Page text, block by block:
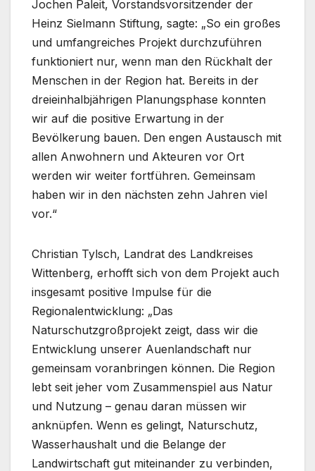
Jochen Paleit, Vorstandsvorsitzender der
Heinz Sielmann Stiftung, sagte: „So ein großes
und umfangreiches Projekt durchzuführen
funktioniert nur, wenn man den Rückhalt der
Menschen in der Region hat. Bereits in der
dreieinhalbjährigen Planungsphase konnten
wir auf die positive Erwartung in der
Bevölkerung bauen. Den engen Austausch mit
allen Anwohnern und Akteuren vor Ort
werden wir weiter fortführen. Gemeinsam
haben wir in den nächsten zehn Jahren viel
vor.“
Christian Tylsch, Landrat des Landkreises
Wittenberg, erhofft sich von dem Projekt auch
insgesamt positive Impulse für die
Regionalentwicklung: „Das
Naturschutzgroßprojekt zeigt, dass wir die
Entwicklung unserer Auenlandschaft nur
gemeinsam voranbringen können. Die Region
lebt seit jeher vom Zusammenspiel aus Natur
und Nutzung – genau daran müssen wir
anknüpfen. Wenn es gelingt, Naturschutz,
Wasserhaushalt und die Belange der
Landwirtschaft gut miteinander zu verbinden,